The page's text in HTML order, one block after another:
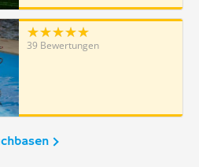
39 Bewertungen